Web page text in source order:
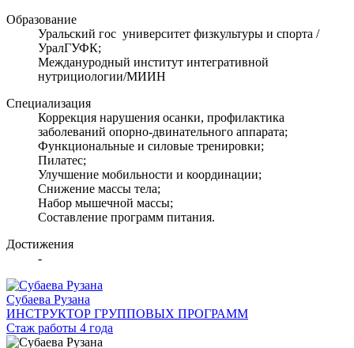
Образование
Уральский гос университет физкультуры и спорта /
УралГУФК;
Междануродный институт интегративной
нутрициологии/МИИН
Специализация
Коррекция нарушения осанки, профилактика
заболеваний опорно-двинательного аппарата;
Функциональные и силовые тренировки;
Пилатес;
Улучшение мобильности и координации;
Снижение массы тела;
Набор мышечной массы;
Составление программ питания.
Достижения
-
Субаева Рузана
ИНСТРУКТОР ГРУППОВЫХ ПРОГРАММ
Стаж работы 4 года